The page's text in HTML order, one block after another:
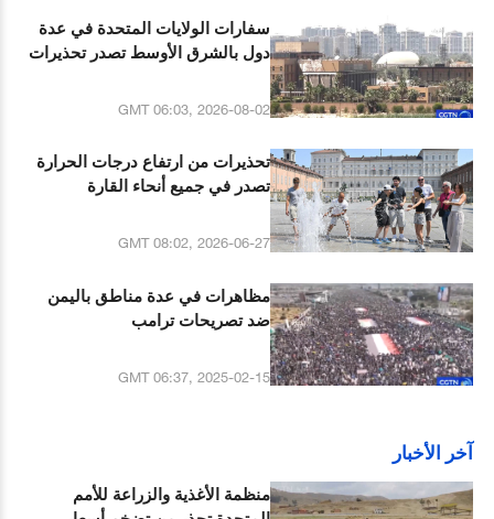
سفارات الولايات المتحدة في عدة
دول بالشرق الأوسط تصدر تحذيرات
GMT 06:03, 2026-08-02
تحذيرات من ارتفاع درجات الحرارة
تصدر في جميع أنحاء القارة
GMT 08:02, 2026-06-27
مظاهرات في عدة مناطق باليمن
ضد تصريحات ترامب
GMT 06:37, 2025-02-15
آخر الأخبار
منظمة الأغذية والزراعة للأمم